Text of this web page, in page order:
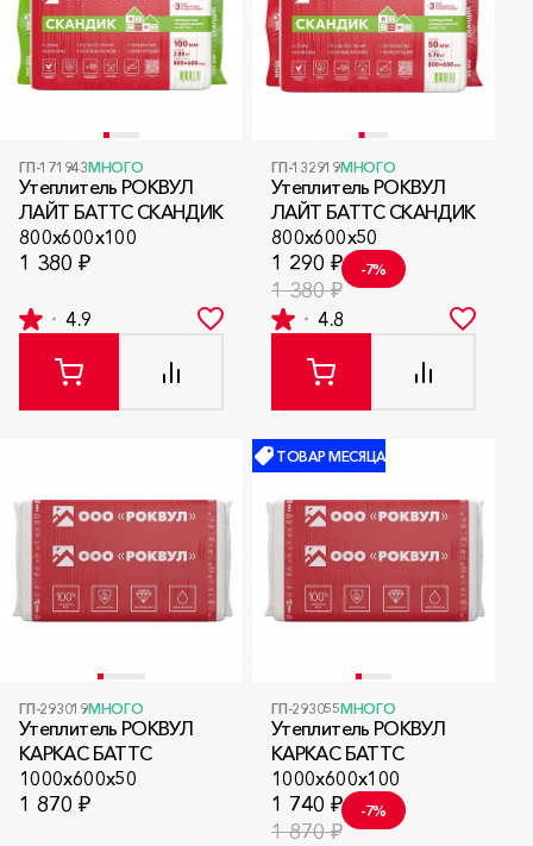
ГП-171943МНОГО
Утеплитель РОКВУЛ
ЛАЙТ БАТТС СКАНДИК
800x600x100
1 380 ₽
4.9
ГП-132919МНОГО
Утеплитель РОКВУЛ
ЛАЙТ БАТТС СКАНДИК
800x600x50
1 290 ₽
1 380 ₽
-7%
4.8
ГП-293019МНОГО
Утеплитель РОКВУЛ
КАРКАС БАТТС
1000x600x50
1 870 ₽
ТОВАР МЕСЯЦА
ГП-293055МНОГО
Утеплитель РОКВУЛ
КАРКАС БАТТС
1000x600x100
1 740 ₽
1 870 ₽
-7%